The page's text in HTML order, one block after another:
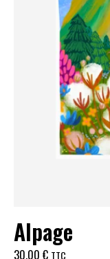
Alpage
30,00 € TTC